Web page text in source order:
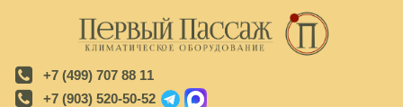
+7 (499) 707 88 11
+7 (903) 520-50-52